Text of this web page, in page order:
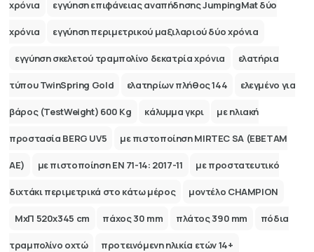
χρόνια εγγύηση επιφάνειας αναπήδησης JumpingMat δύο
χρόνια εγγύηση περιμετρικού μαξιλαριού δύο χρόνια
εγγύηση σκελετού τραμπολίνο δεκατρία χρόνια ελατήρια
τύπου TwinSpring Gold ελατηρίων πλήθος 144 ελεγμένο για
βάρος (TestWeight) 600 Kg κάλυμμα γκρι με ηλιακή
προστασία BERG UV5 με πιστοποίηση MIRTEC SA (ΕΒΕΤΑΜ
ΑΕ) με πιστοποίηση ΕΝ 71-14: 2017-11 με προστατευτικό
διχτάκι περιμετρικά στο κάτω μέρος μοντέλο CHAMPION
ΜχΠ 520x345 cm πάχος 30 mm πλάτος 390 mm πόδια
τραμπολίνο οχτώ προτεινόμενη ηλικία ετών 14+